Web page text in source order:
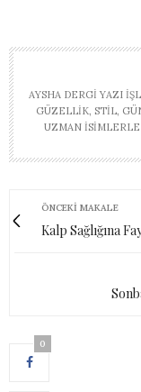
AYSHA DERGI YAZI
GÜZELLIK, STIL,
UZMAN
ÖNCEKI MAKALE
Kalp Sağlığına
0